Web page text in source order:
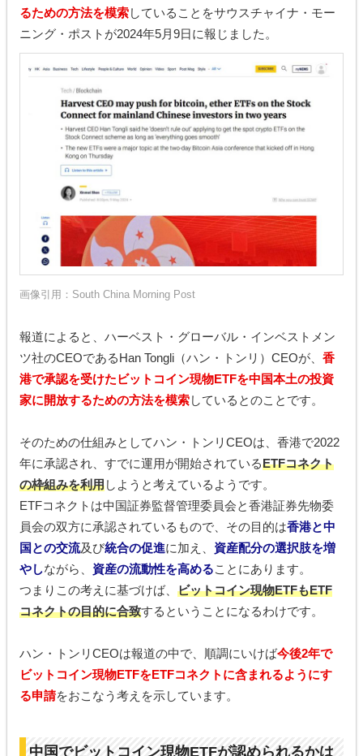
るための方法を模索していることをサウスチャイナ・モー
ニング・ポストが2024年5月9日に報じました。
画像引用： South China Morning Post
報道によると、ハーベスト・グローバル・インベストメン
ツ社のCEOであるHan Tongli（ハン・トンリ）CEOが、 香
港で承認を受けたビットコイン現物ETFを中国本土の投資
家に開放するための方法を模索しているとのことです。
そのための仕組みとしてハン・トンリCEOは、香港で2022
年に承認され、すでに運用が開始されているETFコネクト
の枠組みを利用しようと考えているようです。
ETFコネクトは中国証券監督管理委員会と香港証券先物委
員会の双方に承認されているもので、その目的は香港と中
国との交流及び統合の促進に加え、 資産配分の選択肢を増
やしながら、 資産の流動性を高めることにあります。
つまりこの考えに基づけば、 ビットコイン現物ETFもETF
コネクトの目的に合致するということになるわけです。
ハン・トンリCEOは報道の中で、順調にいけば今後2年で
ビットコイン現物ETFをETFコネクトに含まれるようにす
る申請をおこなう考えを示しています。
中国でビットコイン現物ETFが認められるかは